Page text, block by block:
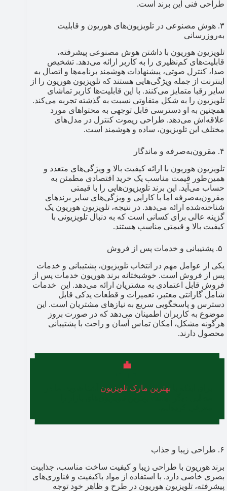
طراحی فنی این برند است.
۳. هوش مصنوعی در تلویزیون‌های هوریون و قابلیت
به‌روزرسانی
تلویزیون هوریون با داشتن هوش مصنوعی پیشرفته،
قابلیت‌های کم‌نظیری را به کاربر ارائه می‌دهد. تشخیص
صدا، کنترل صوتی، پیشنهادات هوشمند برنامه‌ها و اتصال به
اینترنت از جمله ویژگی‌هایی هستند که تلویزیون هوریون را از
سایر رقبا متمایز می‌کنند. با این قابلیت‌ها کاربر تماشای
تلویزیون را به شکل متفاوتی نسبت به گذشته تجربه می‌کند.
همچنین به او دسترسی قابل توجهی به محتواهای مورد
علاقه‌اش می‌دهد. طراحی ریموت کنترل در مدل‌های
مختلف این تلویزیون، ساده و هوشمند است.
۴. مقرون‌به‌صرفه و ماندگار
تلویزیون هوریون با ارائه کیفیت بالا و ویژگی‌های متعدد و
همین‌طور قیمت مناسب یک خرید اقتصادی مطمئن به
حساب می‌آید. این برند تلویزیون‌هایی را با قیمتی
مقرون‌به‌صرفه اما با کارایی و ویژگی‌های سایر برندهای
شناخته‌شده‎ ارائه می‌دهد. در نتیجه، تلویزیون هوریون یک
گزینه عالی برای کسانی است که به دنبال تلویزیونی با
کیفیت بالا و قیمتی مناسب هستند.
یکی از عوامل مهم در انتخاب تلویزیون، پشتیبانی و خدمات
پس از فروش است. خوشبختانه برند هوریون خدمات پس از
فروش قابل اعتمادی به مشتریان ارائه می‌دهد. این خدمات
شامل گارانتی معتبر، تعمیرات و قطعات یدکی قابل
دسترس و پاسخگویی سریع به نیازهای مشتریان است. این
موضوع به کاربران اطمینان می‌دهد که در صورت بروز
هرگونه مشکل، امکان تماس آسان و راحت با پشتیبانی
محصول دارند.
بهترین مارک تلویزیون
۶. طراحی زیبا و جذاب
برند هوریون با طراحی زیبا و کیفیت ساخت مناسب، جذابیت
بصری خاصی دارد. با استفاده از مواد باکیفیت و فناوری‌های
پیشرفته، تلویزیون هوریون در طرح و ظاهر خود توجه